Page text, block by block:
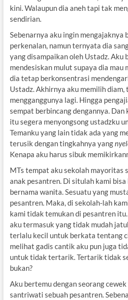
kini. Walaupun dia aneh tapi tak
sendirian.
Sebenarnya aku ingin mengajaknya
perkenalan, namun ternyata dia
yang disampaikan oleh Ustadz. Aku
mendesiskan mulut supaya dia mau
dia tetap berkonsentrasi
Ustadz. Akhirnya aku memilih diam,
mengganggunya lagi. Hingga
sempat berbincang dengannya.
itu segera menyongsong ustadzku
Temanku yang lain tidak ada yang
terusik dengan tingkahnya yang
Kenapa aku harus sibuk
MTs tempat aku sekolah mayoritas
anak pesantren. Di situlah kami
bernama wanita. Sesuatu yang
pesantren. Maka, di sekolah-lah
kami tidak temukan di pesantren
aku termasuk yang tidak mudah
terlalu kecil untuk berkata tentang
melihat gadis cantik aku pun juga
untuk tidak tertarik. Tertarik tidak
bukan?
Aku bertemu dengan seorang
santriwati sebuah pesantren.